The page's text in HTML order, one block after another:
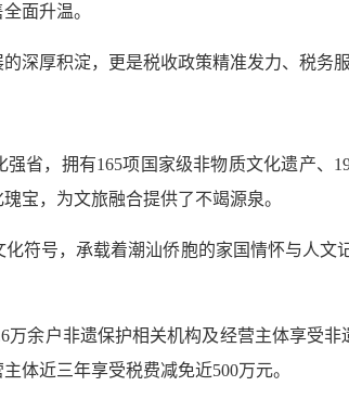
面升温。
深厚积淀，更是税收政策精准发力、税务
省，拥有165项国家级非物质文化遗产、
宝，为文旅融合提供了不竭源泉。
化符号，承载着潮汕侨胞的家国情怀与人
万余户非遗保护相关机构及经营主体享受
体近三年享受税费减免近500万元。